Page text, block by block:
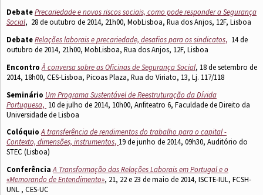
DebatePrecariedade e novos riscos sociais, como pode responder a Segurança
Social, 28 de outubro de 2014, 21h00, MobLisboa, Rua dos Anjos, 12F, Lisboa
DebateRelações laborais e precariedade, desafios para os sindicatos, 14 de
outubro de 2014, 21h00, MobLisboa, Rua dos Anjos, 12F, Lisboa
Encontro À conversa sobre as Oficinas de Segurança Social, 18 de setembro de
2014, 18h00, CES-Lisboa, Picoas Plaza, Rua do Viriato, 13, Lj. 117/118
Seminário Um Programa Sustentável de Reestruturação da Dívida
Portuguesa, 10 de julho de 2014, 10h00, Anfiteatro 6, Faculdade de Direito da
Universidade de Lisboa
ColóquioA transferência de rendimentos do trabalho para o capital -
Contexto, dimensões, instrumentos, 19 de junho de 2014, 09h30, Auditório do
STEC (Lisboa)
Conferência A Transformação das Relações Laborais em Portugal e o
«Memorando de Entendimento», 21, 22 e 23 de maio de 2014, ISCTE-IUL, FCSH-
UNL , CES-UC